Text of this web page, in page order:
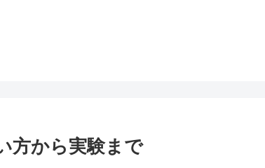
方から実験まで